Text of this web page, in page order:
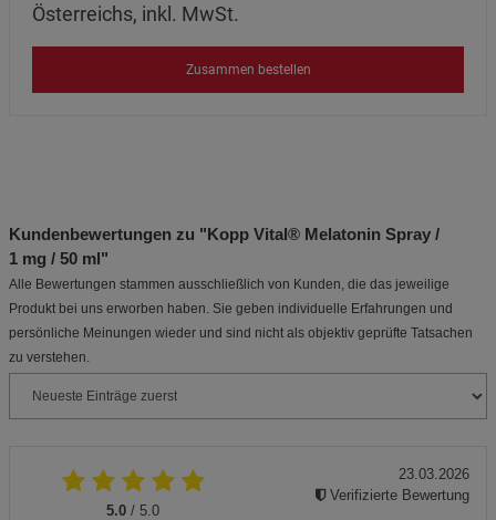
Österreichs, inkl. MwSt.
Zusammen bestellen
Kundenbewertungen zu "Kopp Vital® Melatonin Spray /
1 mg / 50 ml"
Alle Bewertungen stammen ausschließlich von Kunden, die das jeweilige
Produkt bei uns erworben haben. Sie geben individuelle Erfahrungen und
persönliche Meinungen wieder und sind nicht als objektiv geprüfte Tatsachen
zu verstehen.
5.0 / 5.0
23.03.2026
Verifizierte Bewertung